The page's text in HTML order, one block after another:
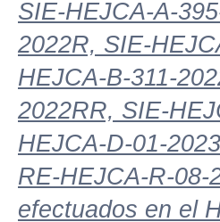
SIE-HEJCA-A-
2022R, SIE-
HEJCA-B-311-
2022RR, SIE-
HEJCA-D-01-
RE-HEJCA-R-08-
efectuados en el